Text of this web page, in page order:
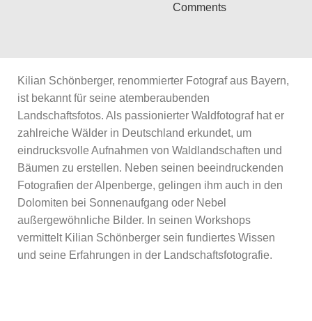
Comments
Kilian Schönberger, renommierter Fotograf aus Bayern,
ist bekannt für seine atemberaubenden
Landschaftsfotos. Als passionierter Waldfotograf hat er
zahlreiche Wälder in Deutschland erkundet, um
eindrucksvolle Aufnahmen von Waldlandschaften und
Bäumen zu erstellen. Neben seinen beeindruckenden
Fotografien der Alpenberge, gelingen ihm auch in den
Dolomiten bei Sonnenaufgang oder Nebel
außergewöhnliche Bilder. In seinen Workshops
vermittelt Kilian Schönberger sein fundiertes Wissen
und seine Erfahrungen in der Landschaftsfotografie.